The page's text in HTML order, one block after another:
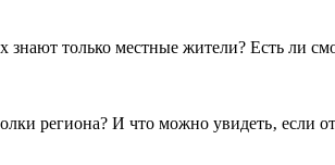
знают только местные жители? Есть ли
региона? И что можно увидеть‚ если